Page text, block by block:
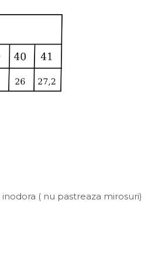
( nu pastreaza mirosuri)